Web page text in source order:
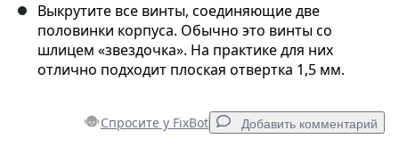
Выкрутите все винты, соединяющие две
половинки корпуса. Обычно это винты со
шлицем «звездочка». На практике для них
отлично подходит плоская отвертка 1,5 мм.
Спросите у FixBot Добавить комментарий